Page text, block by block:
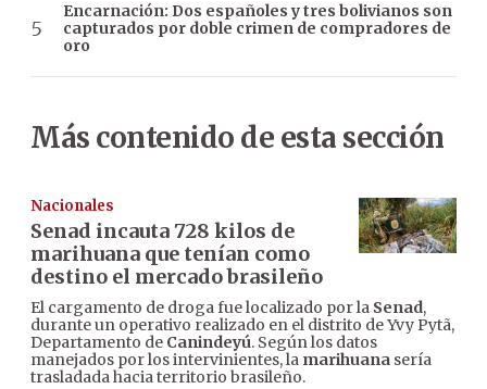
Encarnación: Dos españoles y tres bolivianos son
capturados por doble crimen de compradores de
oro
Más contenido de esta sección
Nacionales
Senad incauta 728 kilos de
marihuana que tenían como
destino el mercado brasileño
El cargamento de droga fue localizado por la Senad,
durante un operativo realizado en el distrito de Yvy Pytã,
Departamento de Canindeyú. Según los datos
manejados por los intervinientes, la marihuana sería
trasladada hacia territorio brasileño.